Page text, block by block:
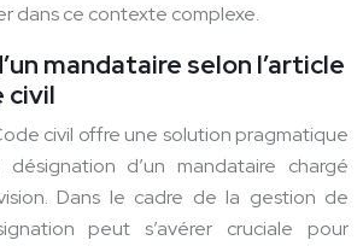
dans ce contexte complexe.
mandataire selon l’article
civil
civil offre une solution pragmatique
d’un mandataire chargé
Dans le cadre de la gestion de
peut s’avérer cruciale pour